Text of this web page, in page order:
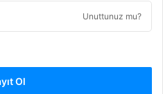
Unuttunuz mu?
Ol